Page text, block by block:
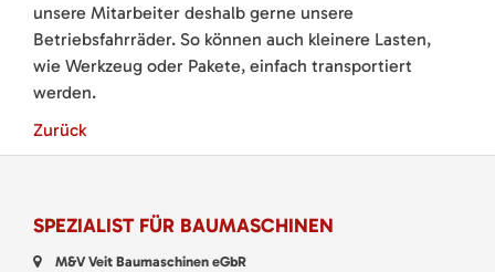
unsere Mitarbeiter deshalb gerne unsere
Betriebsfahrräder. So können auch kleinere Lasten,
wie Werkzeug oder Pakete, einfach transportiert
werden.
Zurück
SPEZIALIST FÜR BAUMASCHINEN
M&V Veit Baumaschinen eGbR